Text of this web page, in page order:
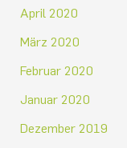
April 2020
März 2020
Februar 2020
Januar 2020
Dezember 2019